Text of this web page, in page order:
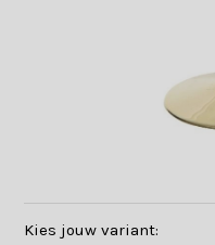
Kies jouw variant: